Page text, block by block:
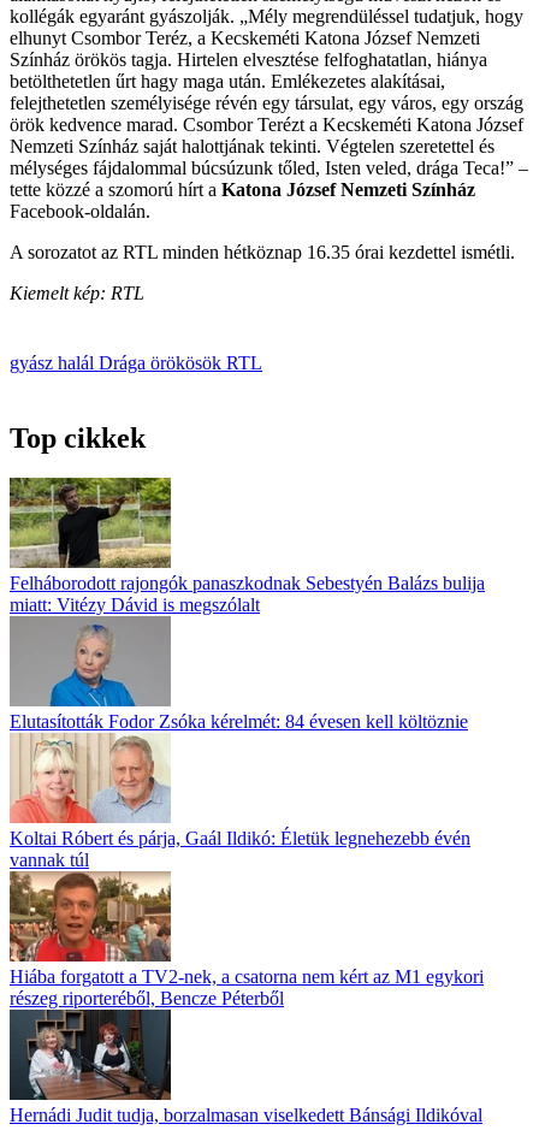
kollégák egyaránt gyászolják. „Mély megrendüléssel tudatjuk, hogy
elhunyt Csombor Teréz, a Kecskeméti Katona József Nemzeti
Színház örökös tagja. Hirtelen elvesztése felfoghatatlan, hiánya
betölthetetlen űrt hagy maga után. Emlékezetes alakításai,
felejthetetlen személyisége révén egy társulat, egy város, egy ország
örök kedvence marad. Csombor Terézt a Kecskeméti Katona József
Nemzeti Színház saját halottjának tekinti. Végtelen szeretettel és
mélységes fájdalommal búcsúzunk tőled, Isten veled, drága Teca!” –
tette közzé a szomorú hírt a Katona József Nemzeti Színház
Facebook-oldalán.
A sorozatot az RTL minden hétköznap 16.35 órai kezdettel ismétli.
Kiemelt kép: RTL
gyász halál Drága örökösök RTL
Top cikkek
Felháborodott rajongók panaszkodnak Sebestyén Balázs bulija
miatt: Vitézy Dávid is megszólalt
Elutasították Fodor Zsóka kérelmét: 84 évesen kell költöznie
Koltai Róbert és párja, Gaál Ildikó: Életük legnehezebb évén
vannak túl
Hiába forgatott a TV2-nek, a csatorna nem kért az M1 egykori
részeg riporteréből, Bencze Péterből
Hernádi Judit tudja, borzalmasan viselkedett Bánsági Ildikóval